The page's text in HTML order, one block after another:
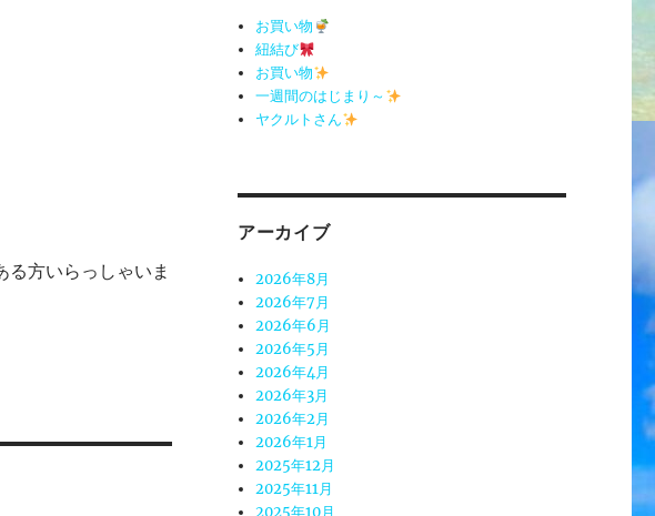
方いらっしゃいま
お買い物
紐結び
お買い物
一週間のはじまり～
ヤクルトさん
アーカイブ
2026年8月
2026年7月
2026年6月
2026年5月
2026年4月
2026年3月
2026年2月
2026年1月
2025年12月
2025年11月